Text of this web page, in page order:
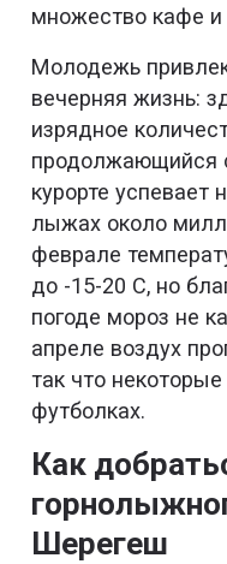
множество кафе и
Молодежь
вечерняя жизнь:
изрядное
продолжающийся
курорте успевает
лыжах около
феврале
до -15-20 С, но
погоде мороз не
апреле воздух
так что
футболках.
Как
Шерегеш